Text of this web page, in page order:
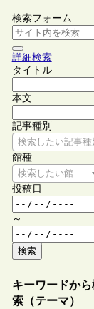
検索フォーム
詳細検索
タイトル
本文
記事種別
検索したい記事
館種
検索したい館種を
投稿日
～
検索
キーワードから
索（テーマ）